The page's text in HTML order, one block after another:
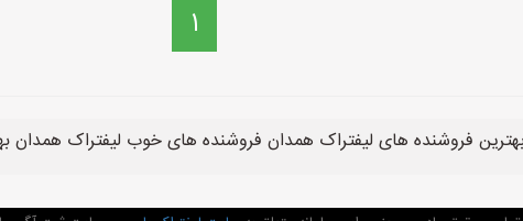
1
فروشنده های لیفتراک همدان فروشنده های خوب لیفتراک همدان